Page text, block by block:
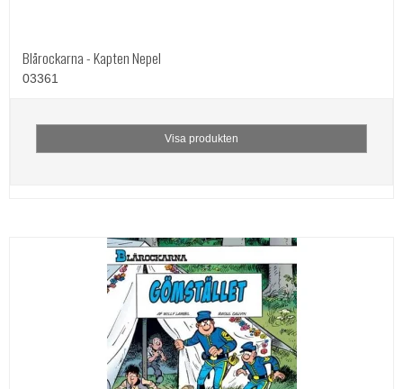
Blårockarna - Kapten Nepel
03361
Visa produkten